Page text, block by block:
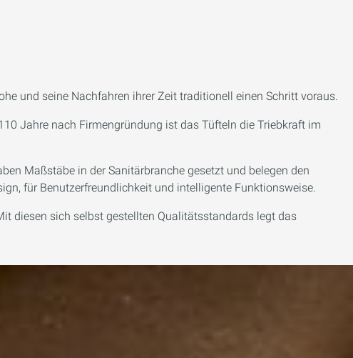
und seine Nachfahren ihrer Zeit traditionell einen Schritt voraus.
Jahre nach Firmengründung ist das Tüfteln die Triebkraft im
Maßstäbe in der Sanitärbranche gesetzt und belegen den
für Benutzerfreundlichkeit und intelligente Funktionsweise.
diesen sich selbst gestellten Qualitätsstandards legt das